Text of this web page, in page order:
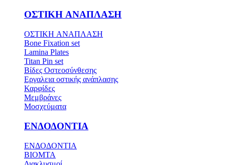
ΟΣΤΙΚH ΑΝΑΠΛΑΣH
ΟΣΤΙΚH ΑΝΑΠΛΑΣH
Bone Fixation set
Lamina Plates
Titan Pin set
Βίδες Οστεοσύνθεσης
Εργαλεια οστικής ανάπλασης
Καρφίδες
Μεμβράνες
Μοσχεύματα
ΕΝΔΟΔΟΝΤΙΑ
ΕΝΔΟΔΟΝΤΙΑ
BIOMTA